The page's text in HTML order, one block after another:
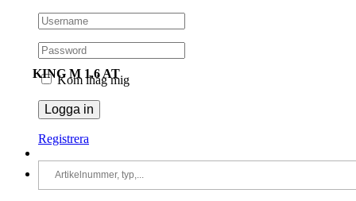
Kom ihåg mig
Registrera
KING M 1.6 AT